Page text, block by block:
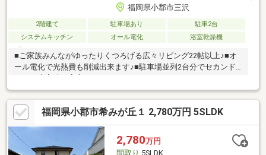
福岡県小郡市三沢
2階建て 駐車場あり
駐車2台
システムキッチン
オール電化 浴室乾燥機
■ご家族みんながゆったりくつろげる広々リビング22帖以上♪■オ
ール電化で光熱費も削減出来ます♪■駐車場並列2台分でセカンド
福岡県小郡市希みが丘１ 2,780万円 5SLDK
2,780万円
間取り 5SLDK